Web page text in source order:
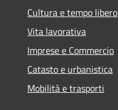
Cultura e tempo libero
Vita lavorativa
Imprese e Commercio
Catasto e urbanistica
Mobilità e trasporti